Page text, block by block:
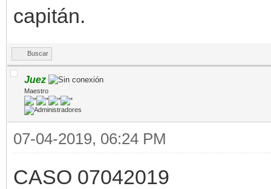
capitán.
Buscar
Juez
Maestro
07-04-2019, 06:24 PM
CASO 07042019